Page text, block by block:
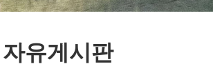
자유게시판